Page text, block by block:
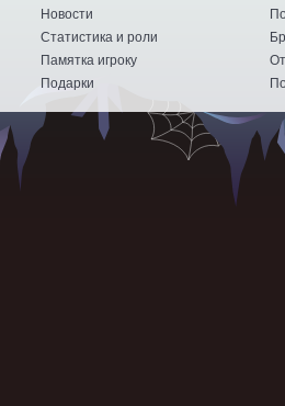
Новости
Статистика и роли
Памятка игроку
Подарки